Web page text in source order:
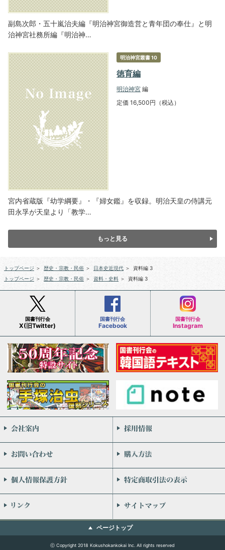
副島次郎・五十嵐治夫編『明治神宮御造営と青年団の奉仕』と明
治神宮社務所編『明治神…
明治神宮叢書 10
徳育編
明治神宮 編
定価 16,500円（税込）
宮内省蔵版『幼学綱要』・『婦女鑑』を収録。明治天皇の侍講元
田永孚が天皇より「教学…
もっと見る
トップページ ＞ 歴史・宗教・民俗 ＞ 日本史近現代 ＞
資料編 3
トップページ ＞ 歴史・宗教・民俗 ＞ 資料・史料 ＞ 資料編 3
国書刊行会
X(旧Twitter)
国書刊行会
Facebook
国書刊行会
Instagram
会社案内
お問い合わせ
個人情報保護方針
リンク
ページトップ
ⓒ Copyright 2018 Kokushokankokai Inc. All rights reserved